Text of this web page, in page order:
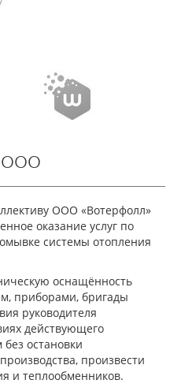
ООО
ООО «Вотерфолл»
оказание услуг по
системы отопления
оснащённость
приборами, бригады
руководителя
действующего
остановки
произвести
и теплообменников.